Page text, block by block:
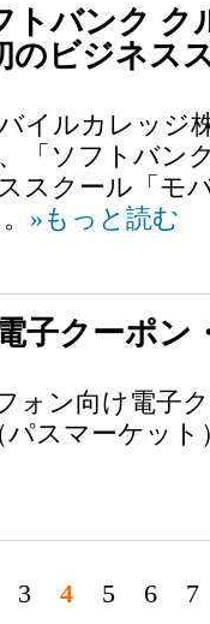
トバンク
のビジネス
イルカレッジ
「ソフトバン
スクール「モ
»もっと読む
子クーポン
ォン向け電子
パスマーケッ
3 4 5 6 7